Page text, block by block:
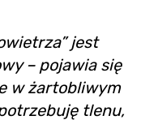
jest
– pojawia się
w żartobliwym
tlenu,